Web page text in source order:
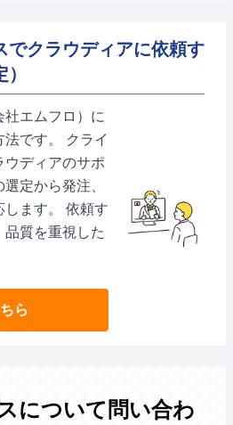
でクラウディアに依頼す
社エムフロ）に
です。 クライ
ウディアのサポ
定から発注、
ます。 依頼す
品質を重視した
ら
について問い合わ